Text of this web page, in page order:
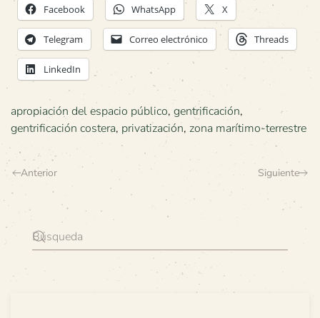
Facebook WhatsApp X
Telegram Correo electrónico Threads
LinkedIn
apropiación del espacio público, gentrificación,
gentrificación costera, privatización, zona marítimo-terrestre
Anterior Siguiente